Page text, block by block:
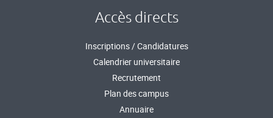
Accès directs
Inscriptions / Candidatures
Calendrier universitaire
Recrutement
Plan des campus
Annuaire